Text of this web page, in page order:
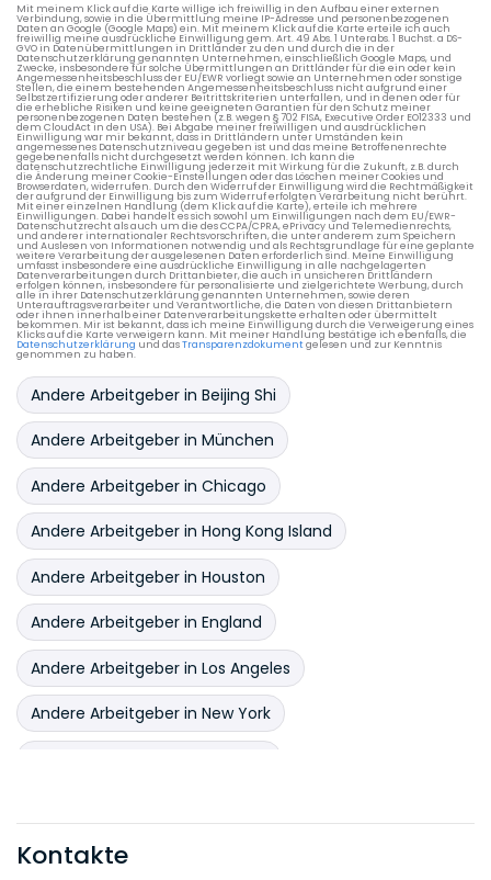
Mit meinem Klick auf die Karte willige ich freiwillig in den Aufbau einer externen
Verbindung, sowie in die Übermittlung meine IP-Adresse und personenbezogenen
Daten an Google (Google Maps) ein. Mit meinem Klick auf die Karte erteile ich auch
freiwillig meine ausdrückliche Einwilligung gem. Art. 49 Abs. 1 Unterabs. 1 Buchst. a DS-
GVO in Datenübermittlungen in Drittländer zu den und durch die in der
Datenschutzerklärung genannten Unternehmen, einschließlich Google Maps, und
Zwecke, insbesondere für solche Übermittlungen an Drittländer für die ein oder kein
Angemessenheitsbeschluss der EU/EWR vorliegt sowie an Unternehmen oder sonstige
Stellen, die einem bestehenden Angemessenheitsbeschluss nicht aufgrund einer
Selbstzertifizierung oder anderer Beitrittskriterien unterfallen, und in denen oder für
die erhebliche Risiken und keine geeigneten Garantien für den Schutz meiner
personenbezogenen Daten bestehen (z.B. wegen § 702 FISA, Executive Order EO12333 und
dem CloudAct in den USA). Bei Abgabe meiner freiwilligen und ausdrücklichen
Einwilligung war mir bekannt, dass in Drittländern unter Umständen kein
angemessenes Datenschutzniveau gegeben ist und das meine Betroffenenrechte
gegebenenfalls nicht durchgesetzt werden können. Ich kann die
datenschutzrechtliche Einwilligung jederzeit mit Wirkung für die Zukunft, z.B. durch
die Änderung meiner Cookie-Einstellungen oder das Löschen meiner Cookies und
Browserdaten, widerrufen. Durch den Widerruf der Einwilligung wird die Rechtmäßigkeit
der aufgrund der Einwilligung bis zum Widerruf erfolgten Verarbeitung nicht berührt.
Mit einer einzelnen Handlung (dem Klick auf die Karte), erteile ich mehrere
Einwilligungen. Dabei handelt es sich sowohl um Einwilligungen nach dem EU/EWR-
Datenschutzrecht als auch um die des CCPA/CPRA, ePrivacy und Telemedienrechts,
und anderer internationaler Rechtsvorschriften, die unter anderem zum Speichern
und Auslesen von Informationen notwendig und als Rechtsgrundlage für eine geplante
weitere Verarbeitung der ausgelesenen Daten erforderlich sind. Meine Einwilligung
umfasst insbesondere eine ausdrückliche Einwilligung in alle nachgelagerten
Datenverarbeitungen durch Drittanbieter, die auch in unsicheren Drittländern
erfolgen können, insbesondere für personalisierte und zielgerichtete Werbung, durch
alle in ihrer Datenschutzerklärung genannten Unternehmen, sowie deren
Unterauftragsverarbeiter und Verantwortliche, die Daten von diesen Drittanbietern
oder ihnen innerhalb einer Datenverarbeitungskette erhalten oder übermittelt
bekommen. Mir ist bekannt, dass ich meine Einwilligung durch die Verweigerung eines
Klicks auf die Karte verweigern kann. Mit meiner Handlung bestätige ich ebenfalls, die
Datenschutzerklärung und dasTransparenzdokumentgelesen und zur Kenntnis
genommen zu haben.
Andere Arbeitgeber in Beijing Shi
Andere Arbeitgeber in München
Andere Arbeitgeber in Chicago
Andere Arbeitgeber in Hong Kong Island
Andere Arbeitgeber in Houston
Andere Arbeitgeber in England
Andere Arbeitgeber in Los Angeles
Andere Arbeitgeber in New York
Andere Arbeitgeber in Shanghai Shi
Kontakte